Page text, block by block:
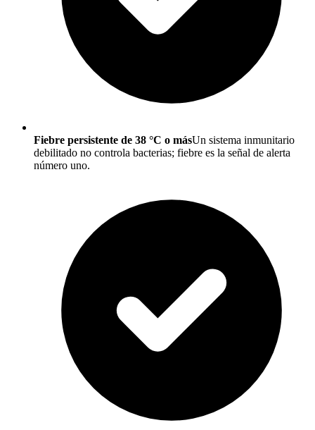
Fiebre persistente de 38 °C o másUn sistema inmunitario
debilitado no controla bacterias; fiebre es la señal de alerta
número uno.